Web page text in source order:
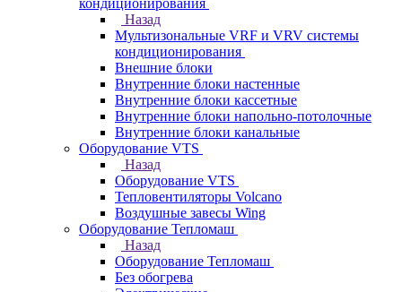
кондиционирования
Назад
Мультизональные VRF и VRV системы
кондиционирования
Внешние блоки
Внутренние блоки настенные
Внутренние блоки кассетные
Внутренние блоки напольно-потолочные
Внутренние блоки канальные
Оборудование VTS
Назад
Оборудование VTS
Тепловентиляторы Volcano
Воздушные завесы Wing
Оборудование Тепломаш
Назад
Оборудование Тепломаш
Без обогрева